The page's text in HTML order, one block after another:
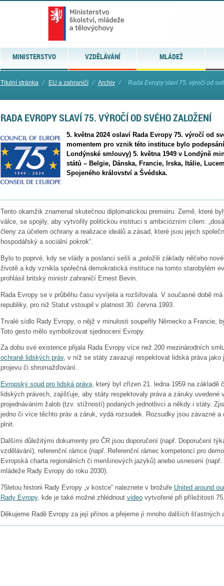
MINISTERSTVO VZDĚLÁVÁNÍ MLÁDEŽ
Titulní stránka ⁄ EU a zahraničí ⁄ Archiv ⁄ Rada Evropy slaví 75. výročí od
RADA EVROPY SLAVÍ 75. VÝROČÍ OD SVÉHO ZALOŽENÍ
5. května 2024 oslaví Rada Evropy 75. výročí od
momentem pro vznik této instituce bylo
Londýnské smlouvy) 5. května 1949 v Londýně
států – Belgie, Dánska, Francie, Irska, Itálie,
Spojeného království a Švédska.
Tento okamžik znamenal skutečnou diplomatickou premiéru. Země, které
válce, se spojily, aby vytvořily politickou instituci s ambiciózním cílem:
členy za účelem ochrany a realizace ideálů a zásad, které jsou jejich
hospodářský a sociální pokrok“.
Bylo to poprvé, kdy se vlády a poslanci sešli a „položili základy něčeho
životě a kdy vznikla společná demokratická instituce na tomto starobylém
prohlásil britský ministr zahraničí Ernest Bevin.
Rada Evropy se v průběhu času vyvíjela a rozšiřovala. V současné době
republiky, pro niž Statut vstoupil v platnost 30. června 1993.
Trvalé sídlo Rady Evropy, o nějž v minulosti soupeřily Německo a Francie,
Toto gesto mělo symbolizovat sjednocení Evropy.
Za dobu své existence přijala Rada Evropy více než 200 mezinárodních
ochraně lidských práv, v níž se státy zavazují respektovat lidská práva jako
projevu či shromažďování.
Evropský soud pro lidská práva, který byl zřízen 21. ledna 1959 na základě
lidských právech, zajišťuje, aby státy respektovaly práva a záruky uvedené
projednáváním žalob (tzv. stížností) podaných jednotlivci a někdy i státy.
jedno či více těchto práv a záruk, vydá rozsudek. Rozsudky jsou závazné a
plnit.
Dalšími důležitými dokumenty pro ČR jsou doporučení (např. Doporučení
vzdělávání), referenční rámce (např. Referenční rámec kompetencí pro
Evropská charta regionálních či menšinových jazyků) anebo usnesení
mládeže Rady Evropy do roku 2030).
75letou historii Rady Evropy „v kostce“ naleznete v brožuře United around
Rady Evropy, kde je také možné zhlédnout videovytvořené při příležitosti
Děkujeme Radě Evropy za její přínos a přejeme jí mnoho dalších šťastných